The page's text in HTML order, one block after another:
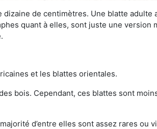
de centimètres. Une blatte adulte
quant à elles, sont juste une version
et les blattes orientales.
bois. Cependant, ces blattes sont
d’entre elles sont assez rares ou